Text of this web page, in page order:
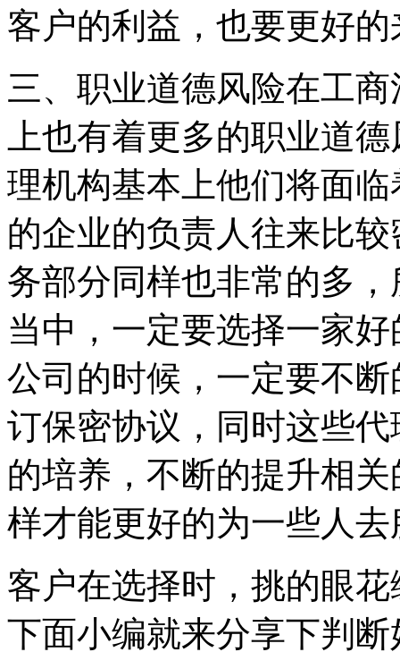
客户的利益，也要更好
三、职业道德风险在工
上也有着更多的职业道
理机构基本上他们将面
的企业的负责人往来比
务部分同样也非常的多
当中，一定要选择一家
公司的时候，一定要不
订保密协议，同时这些
的培养，不断的提升相
样才能更好的为一些人去
客户在选择时，挑的眼
下面小编就来分享下判